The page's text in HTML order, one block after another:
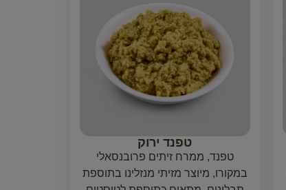
טפנד ירוק
טפנד, ממרח זיתים פרובנסאלי
במקורו, מיוצר מזיתי מנזלינו בתוספת